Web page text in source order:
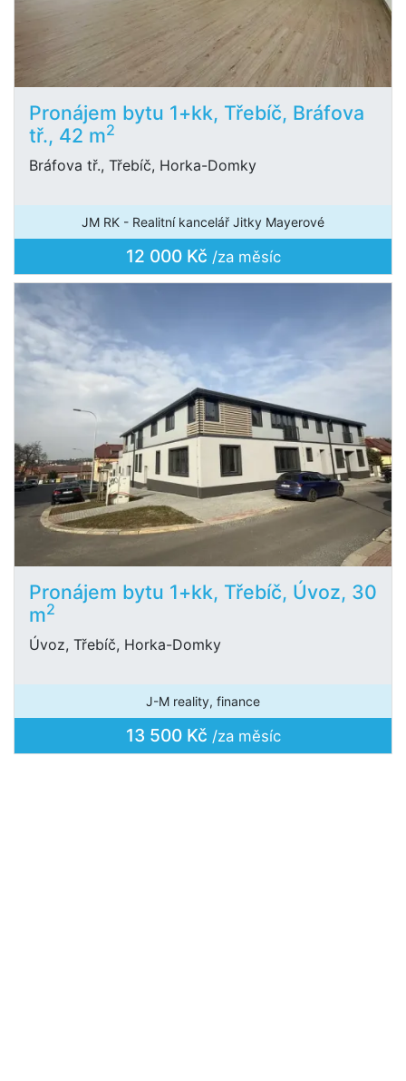
Pronájem bytu 1+kk, Třebíč, Bráfova
tř., 42 m2
Bráfova tř., Třebíč, Horka-Domky
JM RK - Realitní kancelář Jitky Mayerové
12 000 Kč /za měsíc
Pronájem bytu 1+kk, Třebíč, Úvoz, 30
m2
Úvoz, Třebíč, Horka-Domky
J-M reality, finance
13 500 Kč /za měsíc